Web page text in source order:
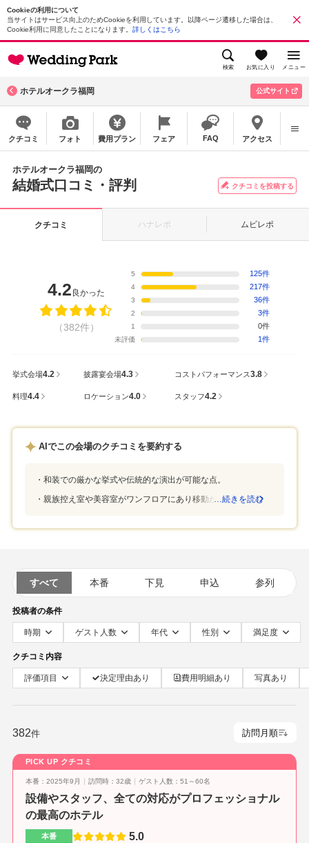
Cookieの利用について
当サイトはサービス向上のためCookieを利用しています。以降ページ遷移した場合は、
Cookie利用に同意したことになります。 詳しくはこちら
検索 お気に入り メニュー
ホテルオークラ福岡 公式サイト
クチコミ フォト 費用プラン フェア FAQ アクセス
ホテルオークラ福岡の
結婚式口コミ・評判 クチコミを投稿する
クチコミ ハナレポ ムビレポ
4.2 良かった
（382件）
5 125件
4 217件
3 36件
2 3件
1 0件
未評価 1件
挙式会場4.2 披露宴会場4.3 コストパフォーマンス3.8
料理4.4 ロケーション4.0 スタッフ4.2
AIでこの会場のクチコミを要約する
和装での厳かな挙式や伝統的な演出が可能な点。
親族控え室や美容室がワンフロアにあり移動が楽な点。
…続きを読む
すべて 本番 下見 申込 参列
投稿者の条件
時期 ゲスト人数 年代 性別 満足度
クチコミ内容
評価項目 決定理由あり 費用明細あり 写真あり
382件
PICK UP クチコミ
本番：2025年9月 訪問時：32歳 ゲスト人数：51～60名
設備やスタッフ、全ての対応がプロフェッショナル
の最高のホテル
本番 5.0